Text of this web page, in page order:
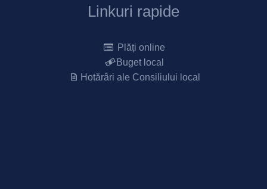
Linkuri rapide
Plăți online
Buget local
Hotărâri ale Consiliului local